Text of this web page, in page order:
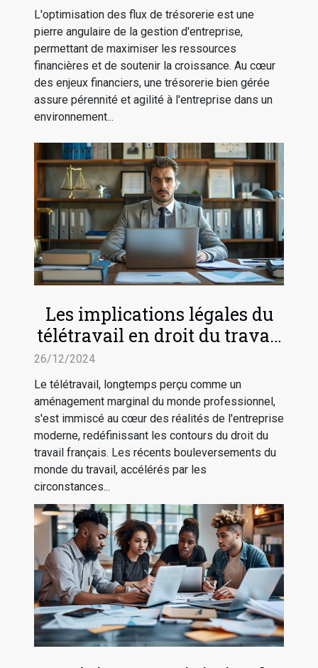
L'optimisation des flux de trésorerie est une
pierre angulaire de la gestion d'entreprise,
permettant de maximiser les ressources
financières et de soutenir la croissance. Au cœur
des enjeux financiers, une trésorerie bien gérée
assure pérennité et agilité à l'entreprise dans un
environnement...
Les implications légales du
télétravail en droit du travail
26/12/2024
Le télétravail, longtemps perçu comme un
aménagement marginal du monde professionnel,
s'est immiscé au cœur des réalités de l'entreprise
moderne, redéfinissant les contours du droit du
travail français. Les récents bouleversements du
monde du travail, accélérés par les
circonstances...